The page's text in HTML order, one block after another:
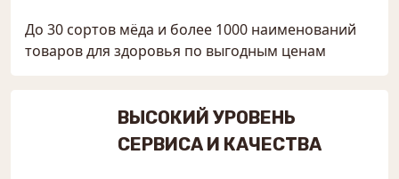
До 30 сортов мёда и более 1000 наименований
товаров для здоровья по выгодным ценам
ВЫСОКИЙ УРОВЕНЬ
СЕРВИСА И КАЧЕСТВА